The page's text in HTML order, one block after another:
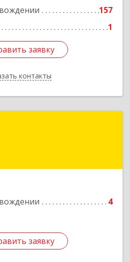
157
1
заявку
контакты
заявку
Назад
4
заявку
г. Элиста, ул. Губаревича,
заявку